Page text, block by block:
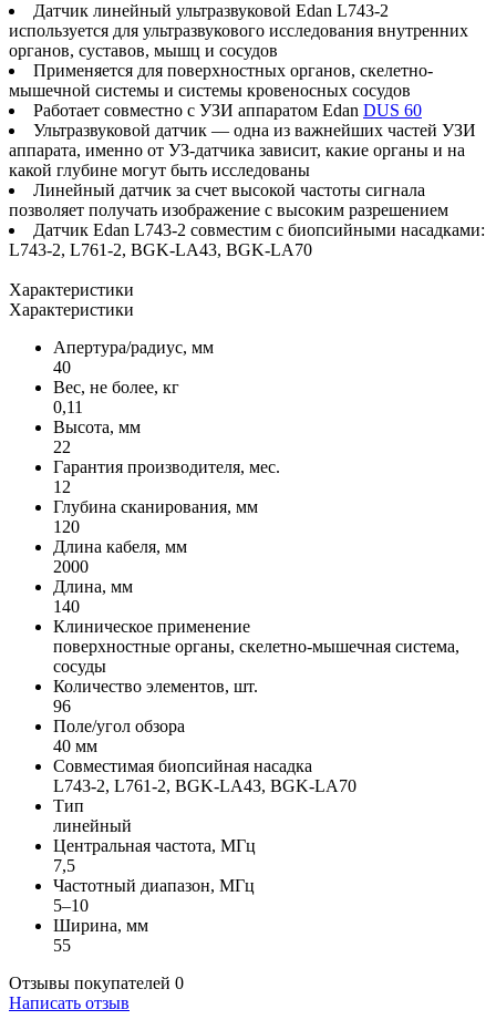
Датчик линейный ультразвуковой Edan L743‐2
используется для ультразвукового исследования внутренних
органов, суставов, мышц и сосудов
Применяется для поверхностных органов, скелетно-
мышечной системы и системы кровеносных сосудов
Работает совместно с УЗИ аппаратом Edan DUS 60
Ультразвуковой датчик — одна из важнейших частей УЗИ
аппарата, именно от УЗ-датчика зависит, какие органы и на
какой глубине могут быть исследованы
Линейный датчик за счет высокой частоты сигнала
позволяет получать изображение с высоким разрешением
Датчик Edan L743‐2 совместим с биопсийными насадками:
L743-2, L761-2, BGK-LA43, BGK-LA70
Характеристики
Характеристики
Апертура/радиус, мм
40
Вес, не более, кг
0,11
Высота, мм
22
Гарантия производителя, мес.
12
Глубина сканирования, мм
120
Длина кабеля, мм
2000
Длина, мм
140
Клиническое применение
поверхностные органы, скелетно-мышечная система,
сосуды
Количество элементов, шт.
96
Поле/угол обзора
40 мм
Совместимая биопсийная насадка
L743-2, L761-2, BGK-LA43, BGK-LA70
Тип
линейный
Центральная частота, МГц
7,5
Частотный диапазон, МГц
5–10
Ширина, мм
55
Отзывы покупателей 0
Написать отзыв